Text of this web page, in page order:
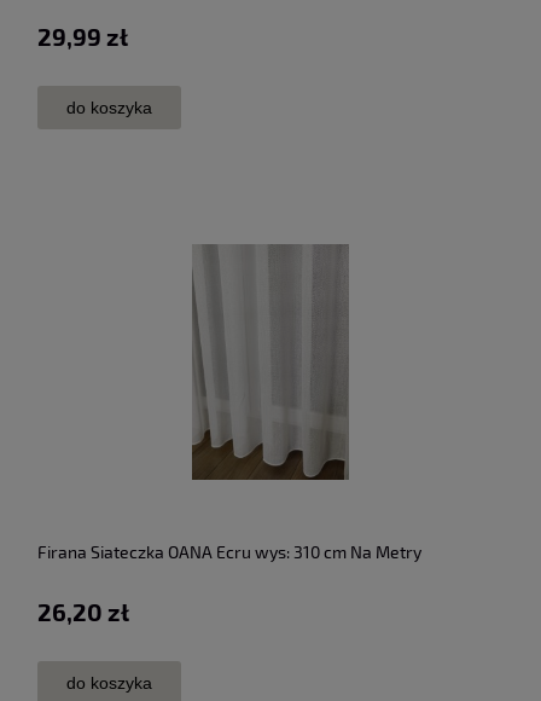
29,99 zł
do koszyka
Firana Siateczka OANA Ecru wys: 310 cm Na Metry
26,20 zł
do koszyka